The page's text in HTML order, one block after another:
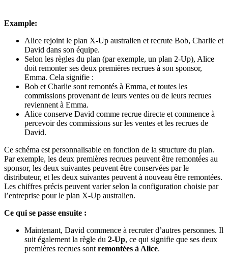
Example:
Alice rejoint le plan X-Up australien et recrute Bob, Charlie et
David dans son équipe.
Selon les règles du plan (par exemple, un plan 2-Up), Alice
doit remonter ses deux premières recrues à son sponsor,
Emma. Cela signifie :
Bob et Charlie sont remontés à Emma, et toutes les
commissions provenant de leurs ventes ou de leurs recrues
reviennent à Emma.
Alice conserve David comme recrue directe et commence à
percevoir des commissions sur les ventes et les recrues de
David.
Ce schéma est personnalisable en fonction de la structure du plan.
Par exemple, les deux premières recrues peuvent être remontées au
sponsor, les deux suivantes peuvent être conservées par le
distributeur, et les deux suivantes peuvent à nouveau être remontées.
Les chiffres précis peuvent varier selon la configuration choisie par
l’entreprise pour le plan X-Up australien.
Ce qui se passe ensuite :
Maintenant, David commence à recruter d’autres personnes. Il
suit également la règle du 2-Up, ce qui signifie que ses deux
premières recrues sont remontées à Alice.